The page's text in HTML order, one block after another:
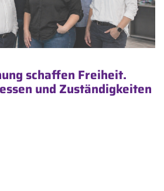
schaffen Freiheit.
und Zuständigkeiten